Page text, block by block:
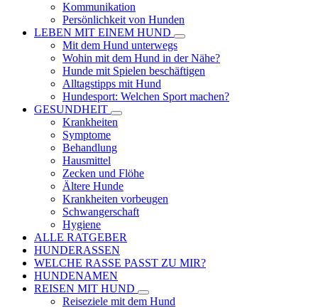
Kommunikation
Persönlichkeit von Hunden
LEBEN MIT EINEM HUND
Mit dem Hund unterwegs
Wohin mit dem Hund in der Nähe?
Hunde mit Spielen beschäftigen
Alltagstipps mit Hund
Hundesport: Welchen Sport machen?
GESUNDHEIT
Krankheiten
Symptome
Behandlung
Hausmittel
Zecken und Flöhe
Ältere Hunde
Krankheiten vorbeugen
Schwangerschaft
Hygiene
ALLE RATGEBER
HUNDERASSEN
WELCHE RASSE PASST ZU MIR?
HUNDENAMEN
REISEN MIT HUND
Reiseziele mit dem Hund